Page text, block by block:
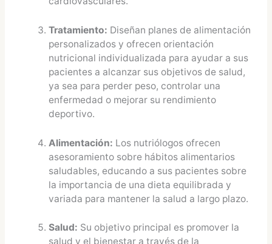
Tratamiento: Diseñan planes de alimentación
personalizados y ofrecen orientación
nutricional individualizada para ayudar a sus
pacientes a alcanzar sus objetivos de salud,
ya sea para perder peso, controlar una
enfermedad o mejorar su rendimiento
deportivo.
Alimentación: Los nutriólogos ofrecen
asesoramiento sobre hábitos alimentarios
saludables, educando a sus pacientes sobre
la importancia de una dieta equilibrada y
variada para mantener la salud a largo plazo.
Salud: Su objetivo principal es promover la
salud y el bienestar a través de la